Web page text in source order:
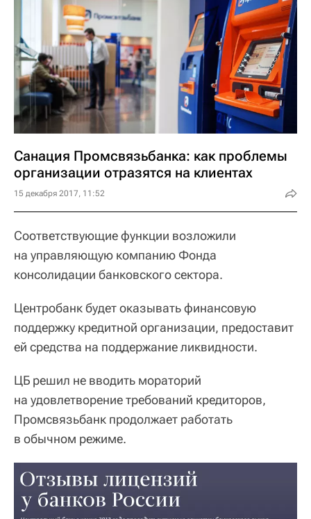
Санация Промсвязьбанка: как проблемы
организации отразятся на клиентах
15 декабря 2017, 11:52
Соответствующие функции возложили
на управляющую компанию Фонда
консолидации банковского сектора.
Центробанк будет оказывать финансовую
поддержку кредитной организации, предоставит
ей средства на поддержание ликвидности.
ЦБ решил не вводить мораторий
на удовлетворение требований кредиторов,
Промсвязьбанк продолжает работать
в обычном режиме.